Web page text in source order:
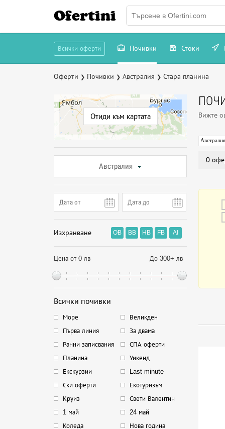
Ofertini
Всички оферти Почивки Стоки
Оферти ❯ Почивки ❯ Австралия ❯ Стара планина
Отиди към картата
Австралия
Изхранване OB BB HB FB AI
Цена от 0 лв До 300+ лв
Всички почивки
Море
Великден
Първа линия
За двама
Ранни записвания
СПА оферти
Планина
Уикенд
Екскурзии
Last minute
Ски оферти
Екотуризъм
Круиз
Свети Валентин
1 май
24 май
Коледа
Нова година
Вижте
Австралия
0